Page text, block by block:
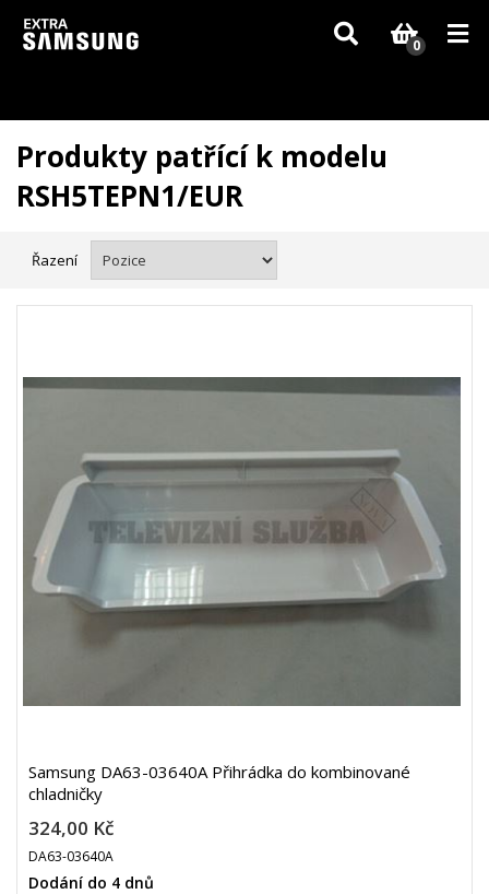
Vzhledem k aktuální situaci se může dodání dílů, které nejsou skladem,
zpozdit. Děkujeme za pochopení.
0
Produkty patřící k modelu
RSH5TEPN1/EUR
Řazení
Samsung DA63-03640A Přihrádka do kombinované
chladničky
324,00 Kč
DA63-03640A
Dodání do 4 dnů